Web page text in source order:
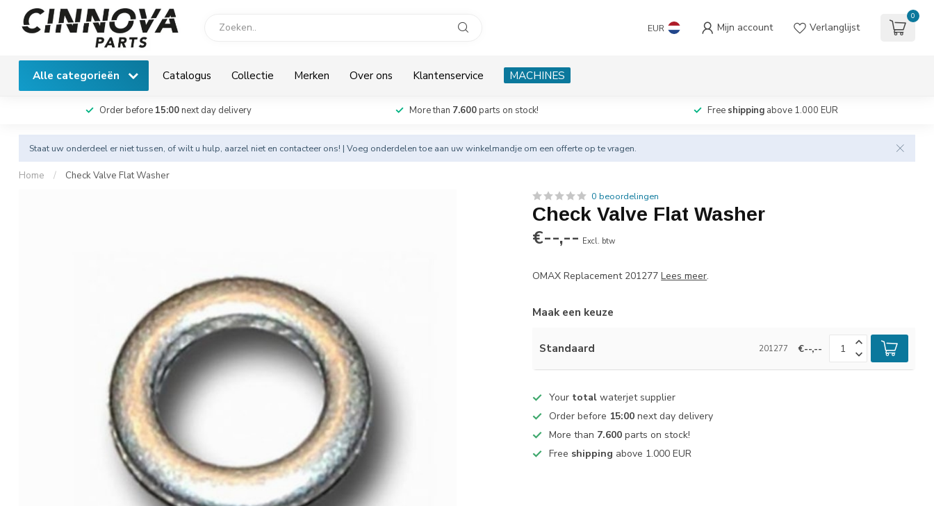
EUR Mijn account Verlanglijst
0
Alle categorieën Catalogus Collectie Merken Over ons Klantenservice MACHINES
Order before 15:00next day delivery More than 7.600parts on stock! Free shipping above 1.000 EUR
Staat uw onderdeel er niet tussen, of wilt u hulp, aarzel niet en contacteer ons! | Voeg onderdelen toe aan uw winkelmandje om een offerte op te vragen.
Home / Check Valve Flat Washer
0 beoordelingen
Check Valve Flat Washer
€--,-- Excl. btw
OMAX Replacement 201277Lees meer.
Maak een keuze
Standaard 201277 €--,--
Your total waterjet supplier
Order before 15:00 next day delivery
More than 7.600 parts on stock!
Free shipping above 1.000 EUR